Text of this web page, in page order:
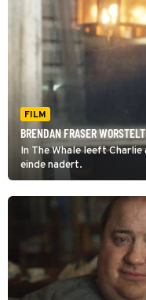
FILM
BRENDAN FRASER
In The Whale leeft
einde nadert.